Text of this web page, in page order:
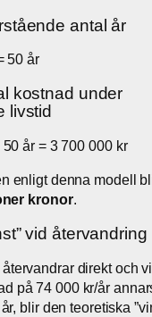
antal år
50 år
kostnad under
livstid
år = 3 700 000 kr
enligt denna modell
kronor.
vid återvandring
direkt och
på 74 000 kr/år
blir den teoretiska